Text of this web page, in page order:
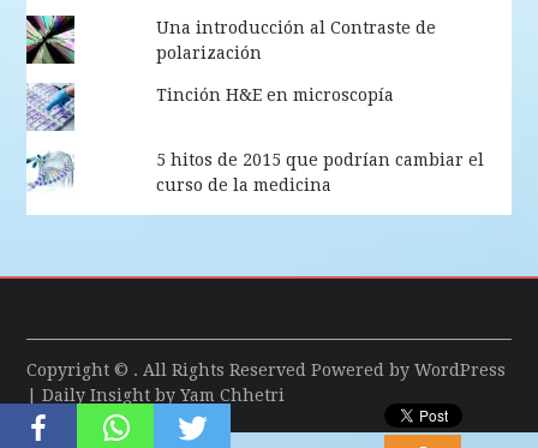
Una introducción al Contraste de
polarización
Tinción H&E en microscopía
5 hitos de 2015 que podrían cambiar el
curso de la medicina
Copyright © . All Rights Reserved Powered byWordPress
| Daily Insight byYam Chhetri